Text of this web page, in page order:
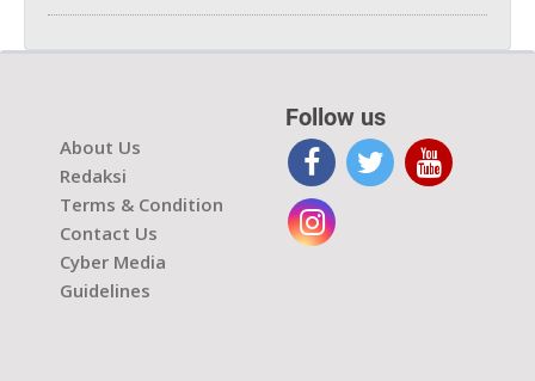
About Us
Redaksi
Terms & Condition
Contact Us
Cyber Media
Guidelines
Follow us